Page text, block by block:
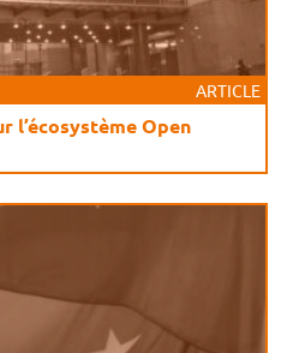
ARTICLE
l’écosystème Open